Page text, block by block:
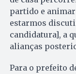
partido e
estarmos
candidatura], a
alianças
Para o prefeito